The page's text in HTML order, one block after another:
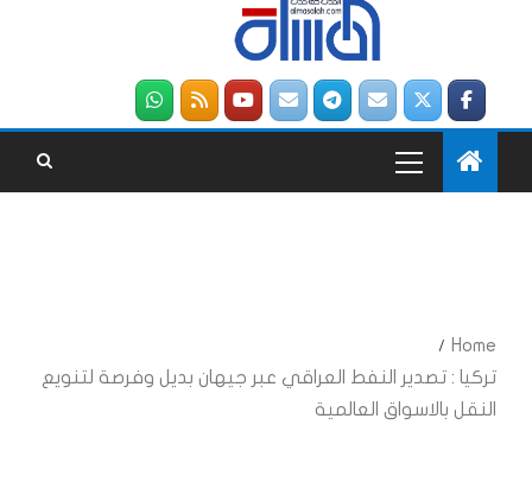
Home
تركيا : تصدير النفط العراقي عبر جيهان بديل وفرصة لتنويع
النقل بالاسواق العالمية